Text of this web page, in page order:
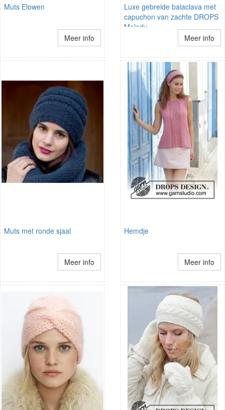
Muts Elowen
Meer info
Luxe gebreide balaclava met
capuchon van zachte DROPS
Melody
Meer info
Muts met ronde sjaal
Meer info
Hemdje
Meer info